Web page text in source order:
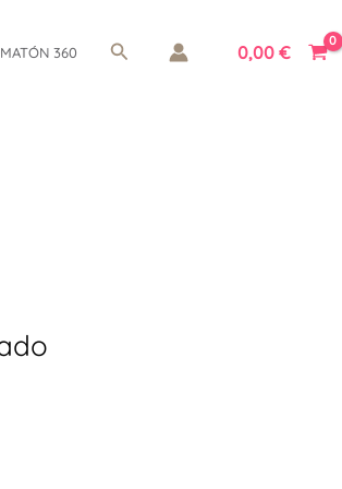
360 Buscar 0,00 €